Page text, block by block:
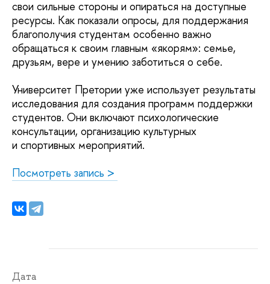
свои сильные стороны и опираться на доступные
ресурсы. Как показали опросы, для поддержания
благополучия студентам особенно важно
обращаться к своим главным «якорям»: семье,
друзьям, вере и умению заботиться о себе.
Университет Претории уже использует результаты
исследования для создания программ поддержки
студентов. Они включают психологические
консультации, организацию культурных
и спортивных мероприятий.
Посмотреть запись >
Дата